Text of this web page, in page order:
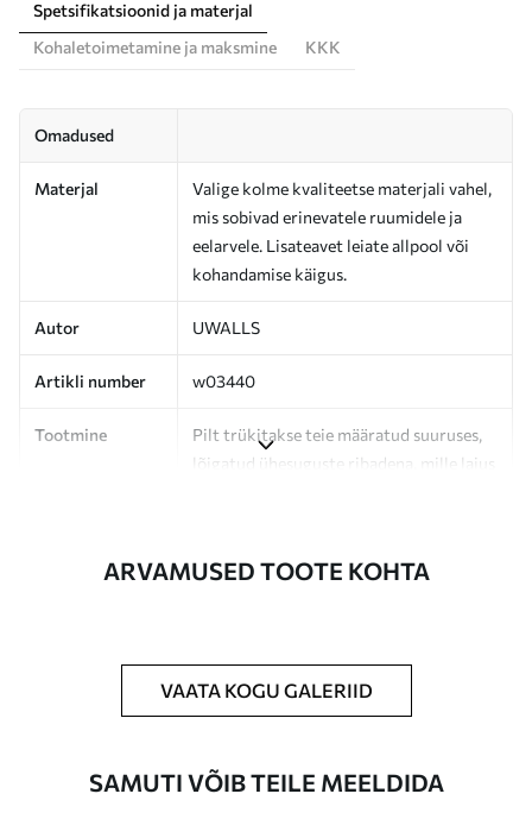
Spetsifikatsioonid ja materjal
Kohaletoimetamine ja maksmine
KKK
Omadused
Materjal
Valige kolme kvaliteetse materjali vahel,
mis sobivad erinevatele ruumidele ja
eelarvele. Lisateavet leiate allpool või
kohandamise käigus.
Autor UWALLS
Artikli number w03440
Tootmine
Pilt trükitakse teie määratud suuruses,
lõigatud ühesuguste ribadena, mille laius
Saadaolevad materjalid
ARVAMUSED TOOTE KOHTA
VAATA KOGU GALERIID
SAMUTI VÕIB TEILE MEELDIDA